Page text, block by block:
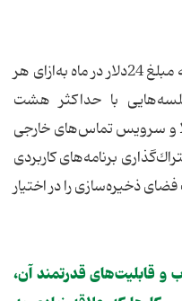
ارزان‌ترین طرح پولی این سرویس به مبلغ 24دلار در ماه به‌ازای هر
با حداكثر هشت
و سرویس تماس‌های خارجی
برنامه‌های كاربردی
فضای ذخیره‌سازی را در اختیار
قابلیت‌های قدرتمند آن،